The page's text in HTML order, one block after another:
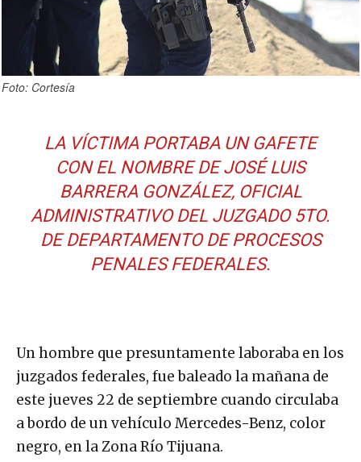
Foto: Cortesía
LA VÍCTIMA PORTABA UN GAFETE
CON EL NOMBRE DE JOSÉ LUIS
BARRERA GONZÁLEZ, OFICIAL
ADMINISTRATIVO DEL JUZGADO 5TO.
DE DEPARTAMENTO DE PROCESOS
PENALES FEDERALES.
Un hombre que presuntamente laboraba en los
juzgados federales, fue baleado la mañana de
este jueves 22 de septiembre cuando circulaba
a bordo de un vehículo Mercedes-Benz, color
negro, en la Zona Río Tijuana.